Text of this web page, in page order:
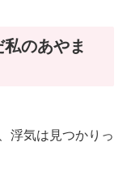
のあやま
浮気は見つかりっ